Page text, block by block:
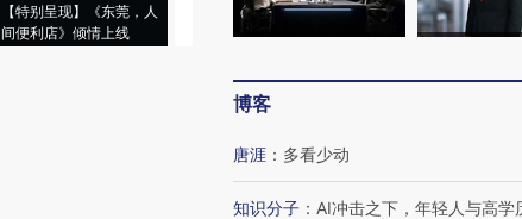
【特别呈现】《东莞，人
间便利店》倾情上线
会，让数智科技“链”接产
【特别呈现】寻找100种
有意思的生活方式·第三
博客
唐涯 ： 多看少动
知识分子 ： AI冲击之下，年轻人与高学